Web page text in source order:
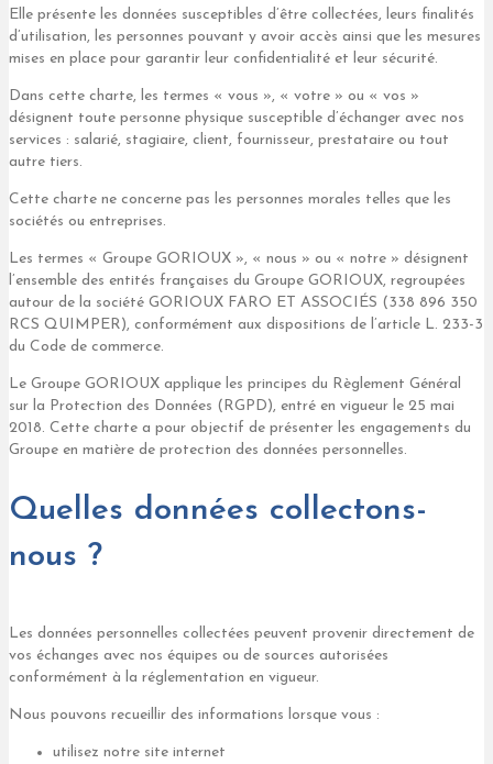
Elle présente les données susceptibles d’être collectées, leurs finalités
d’utilisation, les personnes pouvant y avoir accès ainsi que les mesures
mises en place pour garantir leur confidentialité et leur sécurité.
Dans cette charte, les termes « vous », « votre » ou « vos »
désignent toute personne physique susceptible d’échanger avec nos
services : salarié, stagiaire, client, fournisseur, prestataire ou tout
autre tiers.
Cette charte ne concerne pas les personnes morales telles que les
sociétés ou entreprises.
Les termes « Groupe GORIOUX », « nous » ou « notre » désignent
l’ensemble des entités françaises du Groupe GORIOUX, regroupées
autour de la société GORIOUX FARO ET ASSOCIÉS (338 896 350
RCS QUIMPER), conformément aux dispositions de l’article L. 233-3
du Code de commerce.
Le Groupe GORIOUX applique les principes du Règlement Général
sur la Protection des Données (RGPD), entré en vigueur le 25 mai
2018. Cette charte a pour objectif de présenter les engagements du
Groupe en matière de protection des données personnelles.
Quelles données collectons-
nous ?
Les données personnelles collectées peuvent provenir directement de
vos échanges avec nos équipes ou de sources autorisées
conformément à la réglementation en vigueur.
Nous pouvons recueillir des informations lorsque vous :
utilisez notre site internet